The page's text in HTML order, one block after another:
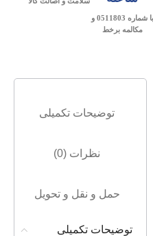
با شماره 0511803 و
مکالمه برخط
توضیحات تکمیلی
نظرات (0)
حمل و نقل و تحویل
توضیحات تکمیلی